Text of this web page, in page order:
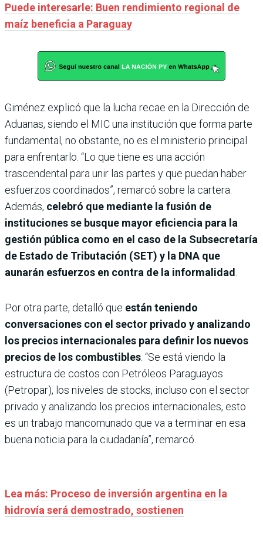
Puede interesarle: Buen rendimiento regional de
maíz beneficia a Paraguay
Giménez explicó que la lucha recae en la Dirección de
Aduanas, siendo el MIC una institución que forma parte
fundamental, no obstante, no es el ministerio principal
para enfrentarlo. “Lo que tiene es una acción
trascendental para unir las partes y que puedan haber
esfuerzos coordinados”, remarcó sobre la cartera.
Además, celebró que mediante la fusión de
instituciones se busque mayor eficiencia para la
gestión pública como en el caso de la Subsecretaría
de Estado de Tributación (SET) y la DNA que
aunarán esfuerzos en contra de la informalidad
Por otra parte, detalló que están teniendo
conversaciones con el sector privado y analizando
los precios internacionales para definir los nuevos
precios de los combustibles . “Se está viendo la
estructura de costos con Petróleos Paraguayos
(Petropar), los niveles de stocks, incluso con el sector
privado y analizando los precios internacionales, esto
es un trabajo mancomunado que va a terminar en esa
buena noticia para la ciudadanía”, remarcó.
Lea más: Proceso de inversión argentina en la
hidrovía será demostrado, sostienen